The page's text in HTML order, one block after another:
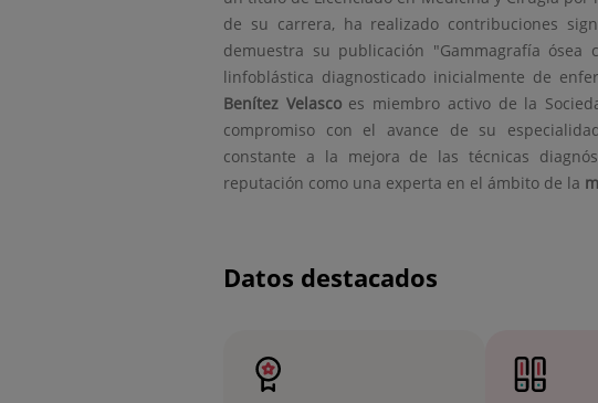
de su carrera, ha realizado contribuciones
demuestra su publicación "Gammagrafía
linfoblástica diagnosticado inicialmente de
Benítez Velascoes miembro activo de la
compromiso con el avance de su
constante a la mejora de las técnicas
reputación como una experta en el ámbito de la
Datos destacados